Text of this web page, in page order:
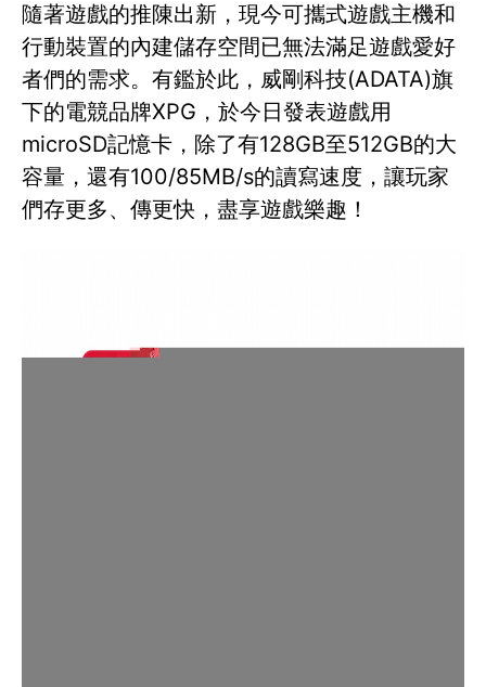
隨著遊戲的推陳出新，現今可攜式遊戲主機和
行動裝置的內建儲存空間已無法滿足遊戲愛好
者們的需求。有鑑於此，威剛科技(ADATA)旗
下的電競品牌XPG，於今日發表遊戲用
microSD記憶卡，除了有128GB至512GB的大
容量，還有100/85MB/s的讀寫速度，讓玩家
們存更多、傳更快，盡享遊戲樂趣！